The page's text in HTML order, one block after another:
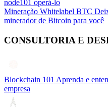
node101 operá-lo
Mineração Whitelabel BTC
minerador de Bitcoin para você
CONSULTORIA E
Blockchain 101 Aprenda e
empresa